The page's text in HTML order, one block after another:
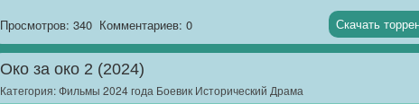
Перевод:
Профессиональный многоголосый
Размер:...
Просмотров: 340 Комментариев: 0 Скачать
Око за око 2 (2024)
Категория:Фильмы 2024 года Боевик Исторический Драма